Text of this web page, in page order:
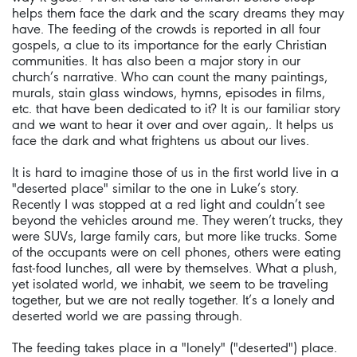
helps them face the dark and the scary dreams they may
have. The feeding of the crowds is reported in all four
gospels, a clue to its importance for the early Christian
communities. It has also been a major story in our
church’s narrative. Who can count the many paintings,
murals, stain glass windows, hymns, episodes in films,
etc. that have been dedicated to it? It is our familiar story
and we want to hear it over and over again,. It helps us
face the dark and what frightens us about our lives.
It is hard to imagine those of us in the first world live in a
"deserted place" similar to the one in Luke’s story.
Recently I was stopped at a red light and couldn’t see
beyond the vehicles around me. They weren’t trucks, they
were SUVs, large family cars, but more like trucks. Some
of the occupants were on cell phones, others were eating
fast-food lunches, all were by themselves. What a plush,
yet isolated world, we inhabit, we seem to be traveling
together, but we are not really together. It’s a lonely and
deserted world we are passing through.
The feeding takes place in a "lonely" ("deserted") place.